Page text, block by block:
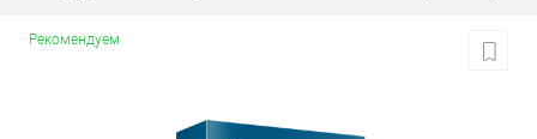
Рекомендуем